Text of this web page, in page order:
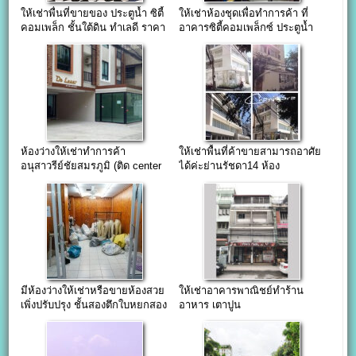
ให้เช่าพื่้นที่ขายของ ประตูน้ำ ซิตี้
คอมเพล็ก ชั้นใต้ดิน ทำเลดี ราคา
ถูก ด่วนมาก
ให้เช่าห้องชุดเพื่อทำการค้า ที่
อาคารซิตี้คอมเพล็กซ์ ประตูน้ำ
ห้องว่างให้เช่าทำการค้า
อนุสาวรีย์ชัยสมรภูมิ (ติด center
ให้เช่าพื้นที่ค้าขายสามารถอาศัย
ได้ค่ะย่านรัชดา14 ห้อง
มีห้องว่างให้เช่าหรือขายห้องสวย
เพิ่งปรับปรุง ชั้นสองตึกใบหยกสอง
ให้เช่าอาคารพาณิชย์ทำร้าน
อาหาร เตาปูน